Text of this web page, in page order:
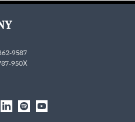
9587
950X